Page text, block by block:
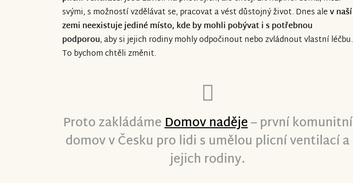
Sledujte nás na @domovnadejenyrany na Facebooku a Instagramu.
Děkujeme, že jste u toho byli od začátku a doufáme, že nám zůstanete
věrní. Moc to potřebujeme.
svými, s možností vzdělávat se, pracovat a vést důstojný život. Dnes alev naší
zemi neexistuje jediné místo, kde by mohli pobývat i s potřebnou
podporou, aby si jejich rodiny mohly odpočinout nebo zvládnout vlastní léčbu.
To bychom chtěli změnit.
Proto zakládámeDomov naděje– první komunitní
domov v Česku pro lidi s umělou plicní ventilací a
jejich rodiny.